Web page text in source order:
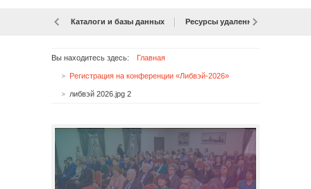
Каталоги и базы данных Ресурсы удаленного доступа
Вы находитесь здесь: Главная
Регистрация на конференции «Либвэй-2026»
либвэй 2026.jpg 2